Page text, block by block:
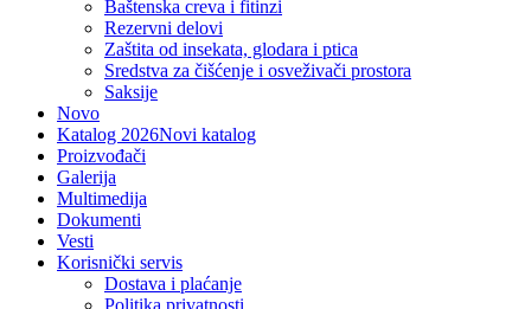
Baštenska creva i fitinzi
Rezervni delovi
Zaštita od insekata, glodara i ptica
Sredstva za čišćenje i osveživači prostora
Saksije
Novo
Katalog 2026Novi katalog
Proizvođači
Galerija
Multimedija
Dokumenti
Vesti
Korisnički servis
Dostava i plaćanje